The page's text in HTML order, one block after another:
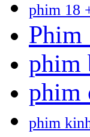
phim 18
Phim
phim
phim
phim